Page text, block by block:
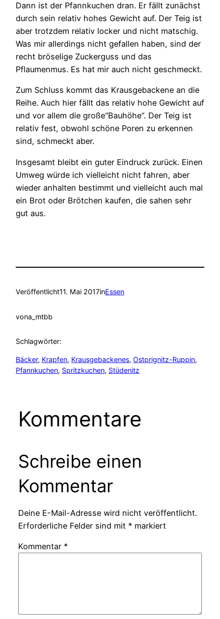
Dann ist der Pfannkuchen dran. Er fällt zunächst
durch sein relativ hohes Gewicht auf. Der Teig ist
aber trotzdem relativ locker und nicht matschig.
Was mir allerdings nicht gefallen haben, sind der
recht bröselige Zuckerguss und das
Pflaumenmus. Es hat mir auch nicht geschmeckt.
Zum Schluss kommt das Krausgebackene an die
Reihe. Auch hier fällt das relativ hohe Gewicht auf
und vor allem die große“Bauhöhe“. Der Teig ist
relativ fest, obwohl schöne Poren zu erkennen
sind, schmeckt aber.
Insgesamt bleibt ein guter Eindruck zurück. Einen
Umweg würde ich vielleicht nicht fahren, aber
wieder anhalten bestimmt und vielleicht auch mal
ein Brot oder Brötchen kaufen, die sahen sehr
gut aus.
Veröffentlicht11. Mai 2017inEssen
vona_mtbb
Schlagwörter:
Bäcker, Krapfen, Krausgebackenes, Ostprignitz-Ruppin
Pfannkuchen, Spritzkuchen, Stüdenitz
Kommentare
Schreibe einen
Kommentar
Deine E-Mail-Adresse wird nicht veröffentlicht.
Erforderliche Felder sind mit * markiert
Kommentar *